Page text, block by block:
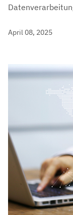
April 08, 2025